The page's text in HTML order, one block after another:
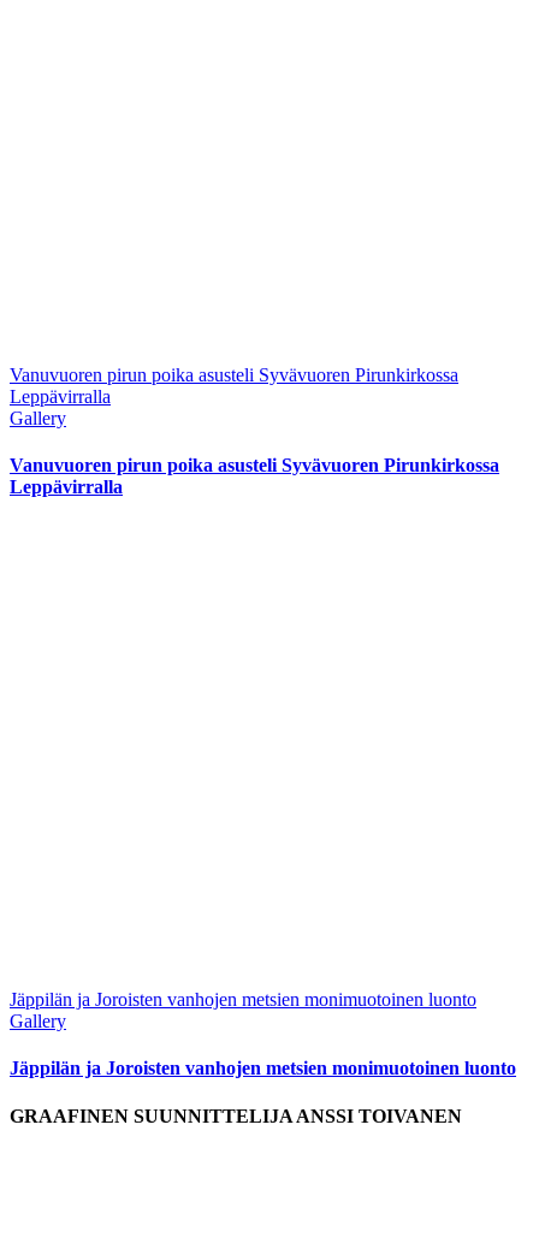
Vanuvuoren pirun poika asusteli Syvävuoren Pirunkirkossa
Leppävirralla
Gallery
Vanuvuoren pirun poika asusteli Syvävuoren Pirunkirkossa
Leppävirralla
Jäppilän ja Joroisten vanhojen metsien monimuotoinen luonto
Gallery
Jäppilän ja Joroisten vanhojen metsien monimuotoinen luonto
GRAAFINEN SUUNNITTELIJA ANSSI TOIVANEN